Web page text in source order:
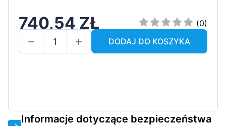
740,54 ZŁ
(0)
DODAJ DO KOSZYKA
Informacje dotyczące bezpieczeństwa